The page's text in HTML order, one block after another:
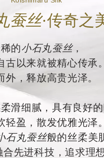
蚕丝·传奇之
的小石丸蚕丝，
古以来就被精心传承。
外，释放高贵光泽。
滑细腻，具有良好的
轻盈，散发优雅光泽。
石丸蚕丝般的丝柔美
先进科技，追求理